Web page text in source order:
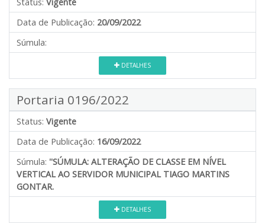
Data de Publicação: 20/09/2022
Súmula:
DETALHES
Portaria 0196/2022
Status: Vigente
Data de Publicação: 16/09/2022
Súmula: ''SÚMULA: ALTERAÇÃO DE CLASSE EM NÍVEL
VERTICAL AO SERVIDOR MUNICIPAL TIAGO MARTINS
GONTAR.
DETALHES